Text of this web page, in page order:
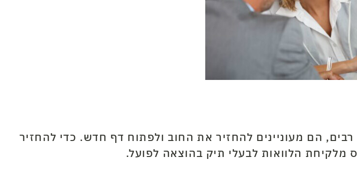
הם מעוניינים להחזיר את החוב ולפתוח דף חדש. כדי להחזיר
מלקיחת הלוואות לבעלי תיק בהוצאה לפועל.